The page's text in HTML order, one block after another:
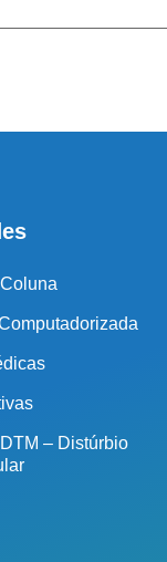
– Distúrbio
profissionais
Demais
0800